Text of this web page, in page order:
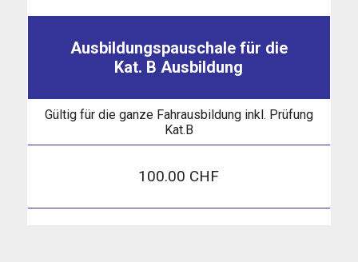
Ausbildungspauschale für die
Kat. B Ausbildung
Gültig für die ganze Fahrausbildung inkl. Prüfung
Kat.B
100.00 CHF